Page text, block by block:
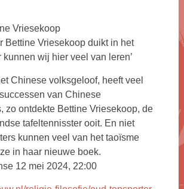
Vriesekoop
Bettine Vriesekoop duikt in het
kunnen wij hier veel van leren’
Chinese volksgeloof, heeft veel
van Chinese
zo ontdekte Bettine Vriesekoop, de
tafeltennisster ooit. En niet
kunnen veel van het taoïsme
in haar nieuwe boek.
12 mei 2024, 22:00